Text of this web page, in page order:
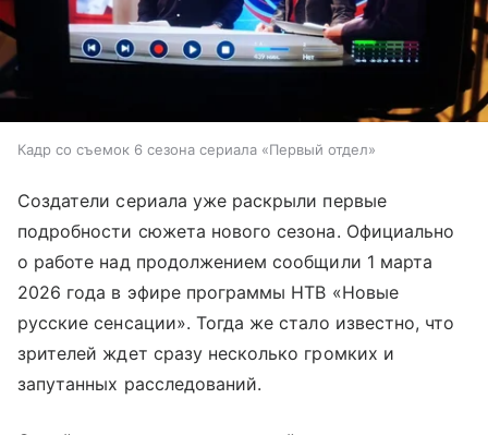
Кадр со съемок 6 сезона сериала «Первый отдел»
Создатели сериала уже раскрыли первые
подробности сюжета нового сезона. Официально
о работе над продолжением сообщили 1 марта
2026 года в эфире программы НТВ «Новые
русские сенсации». Тогда же стало известно, что
зрителей ждет сразу несколько громких и
запутанных расследований.